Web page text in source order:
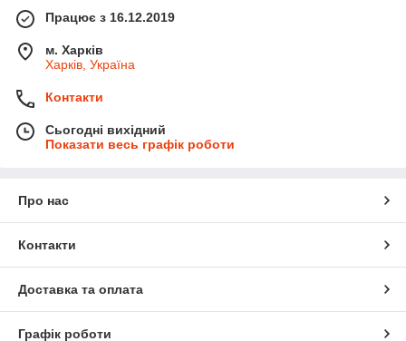
Працює з 16.12.2019
м. Харків
Харків, Україна
Контакти
Сьогодні вихідний
Показати весь графік роботи
Про нас
Контакти
Доставка та оплата
Графік роботи